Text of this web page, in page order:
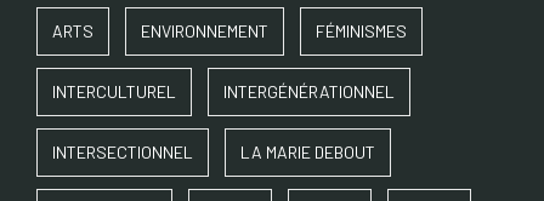
ARTS ENVIRONNEMENT FÉMINISMES
INTERCULTUREL INTERGÉNÉRATIONNEL
INTERSECTIONNEL LA MARIE DEBOUT